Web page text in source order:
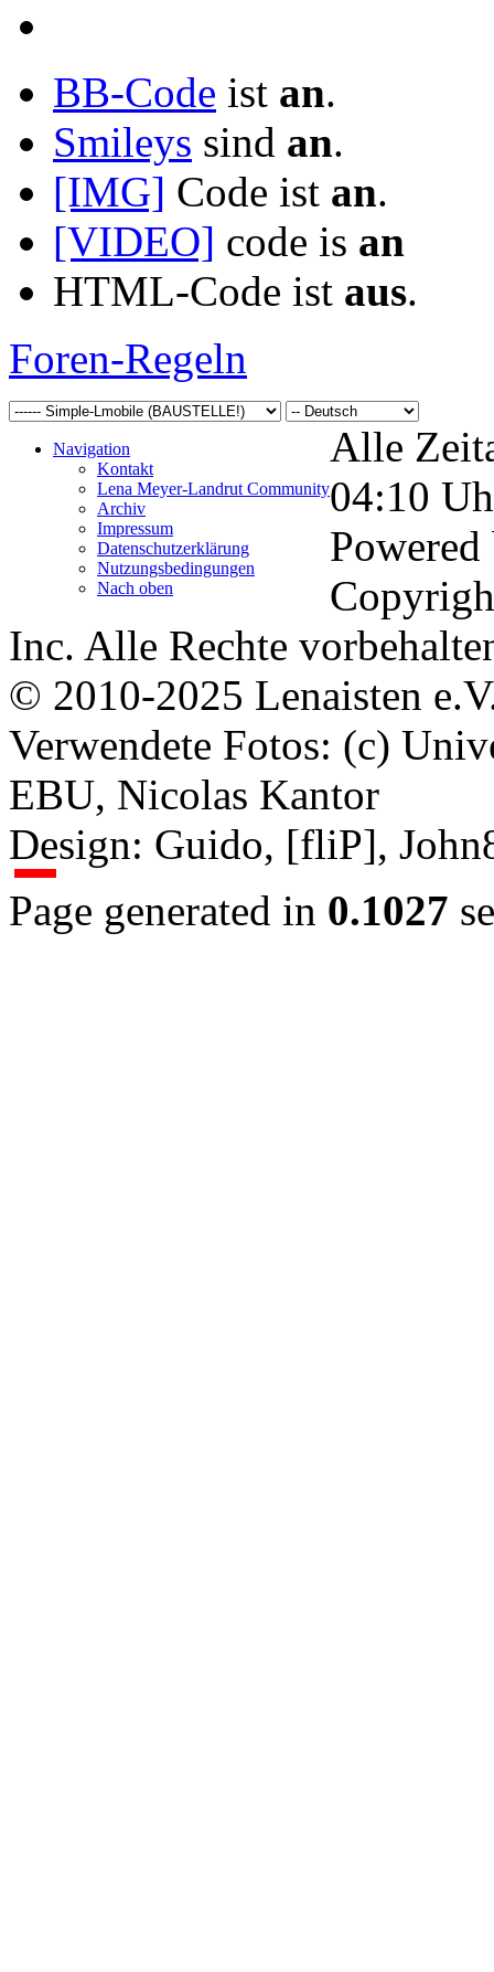
BB-Code ist an.
Smileys sind an.
[IMG] Code ist an.
[VIDEO] code is an
HTML-Code ist aus.
Foren-Regeln
Navigation
Kontakt
Lena Meyer-Landrut Community
Archiv
Impressum
Datenschutzerklärung
Nutzungsbedingungen
Nach oben
Alle
04:10
Inc. Alle Rechte
© 2010-2025 Lenaisten
Verwendete Fotos: (c)
EBU, Nicolas Kantor
Design: Guido, [fliP],
Page generated in 0.1027